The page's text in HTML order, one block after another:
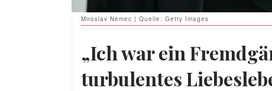
Miroslav Nemec | Quelle: Getty Images
„Ich war ein
turbulentes